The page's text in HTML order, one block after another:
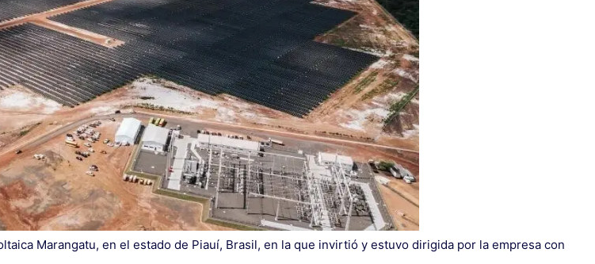
Marangatu, en el estado de Piauí, Brasil, en la que invirtió y estuvo dirigida por la empresa con